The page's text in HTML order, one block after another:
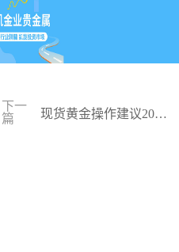
下一
篇
现货黄金操作建议2023